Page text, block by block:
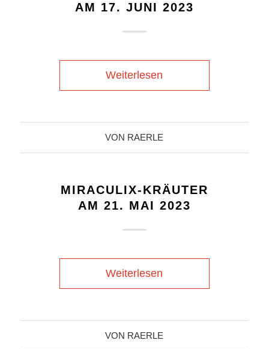
AM 17. JUNI 2023
Weiterlesen
VON RAERLE
MIRACULIX-KRÄUTER
AM 21. MAI 2023
Weiterlesen
VON RAERLE